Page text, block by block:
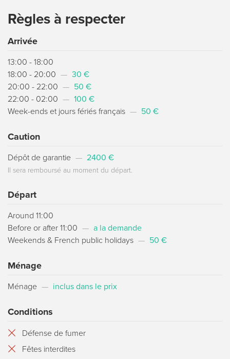
Règles à respecter
Arrivée
13:00 - 18:00
18:00 - 20:00 — 30 €
20:00 - 22:00 — 50 €
22:00 - 02:00 — 100 €
Week-ends et jours fériés français — 50 €
Caution
Dépôt de garantie — 2400 €
Il sera remboursé au moment du départ.
Départ
Around 11:00
Before or after 11:00 — a la demande
Weekends & French public holidays — 50 €
Ménage
Ménage — inclus dans le prix
Conditions
Défense de fumer
Fêtes interdites